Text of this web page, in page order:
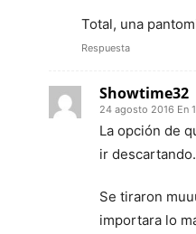
Total, una
Respuesta
Showtime32
24 agosto 2016 En
La opción de
ir descartando.
Se tiraron
importara lo